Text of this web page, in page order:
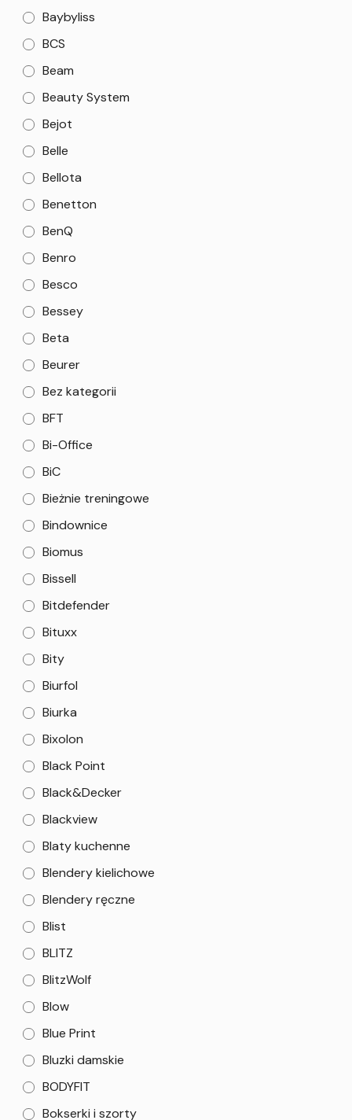
Baybyliss
BCS
Beam
Beauty System
Bejot
Belle
Bellota
Benetton
BenQ
Benro
Besco
Bessey
Beta
Beurer
Bez kategorii
BFT
Bi-Office
BiC
Bieżnie treningowe
Bindownice
Biomus
Bissell
Bitdefender
Bituxx
Bity
Biurfol
Biurka
Bixolon
Black Point
Black&Decker
Blackview
Blaty kuchenne
Blendery kielichowe
Blendery ręczne
Blist
BLITZ
BlitzWolf
Blow
Blue Print
Bluzki damskie
BODYFIT
Bokserki i szorty